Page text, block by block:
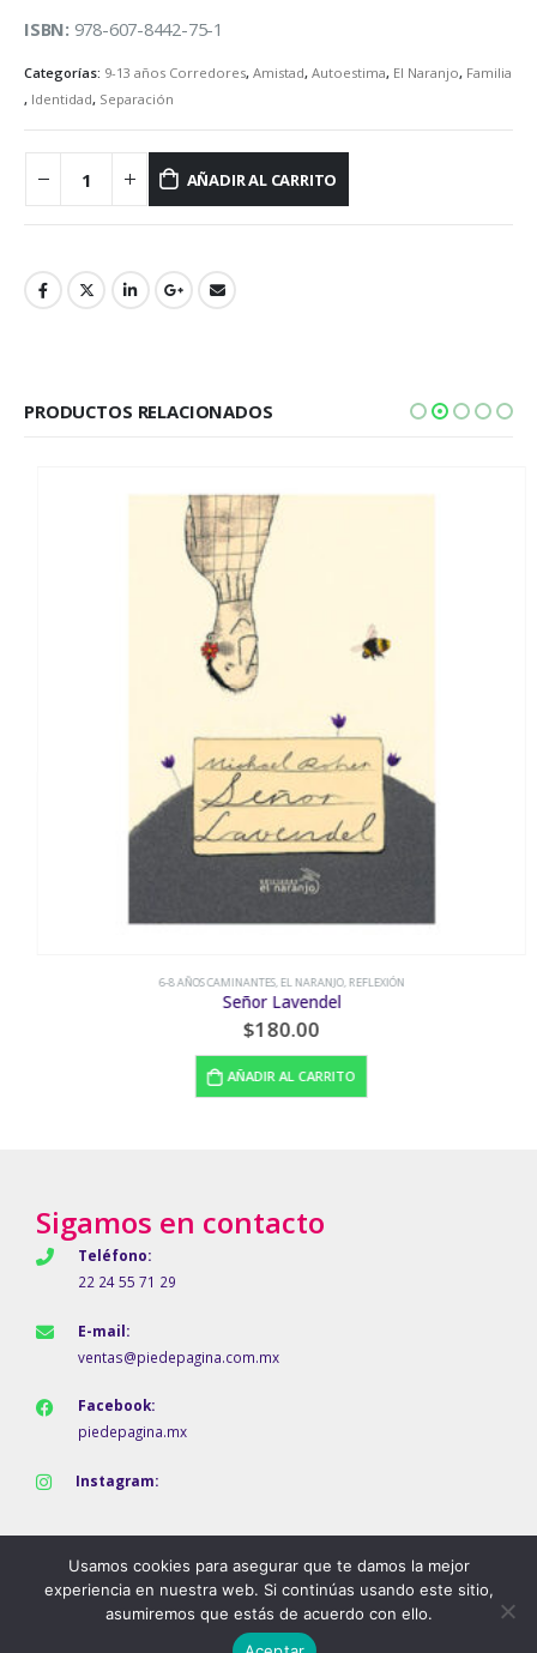
ISBN: 978-607-8442-75-1
Categorías: 9-13 años Corredores, Amistad, Autoestima, El Naranjo, Familia
, Identidad, Separación
AÑADIR AL CARRITO
PRODUCTOS RELACIONADOS
6-8 AÑOS CAMINANTES,EL NARANJO,REFLEXIÓN
Señor Lavendel
180.00
AÑADIR AL CARRITO
Sigamos en contacto
Teléfono:
22 24 55 71 29
E-mail:
ventas@piedepagina.com.mx
Facebook:
piedepagina.mx
Instagram:
Usamos cookies para asegurar que te damos la mejor
experiencia en nuestra web. Si continúas usando este sitio,
asumiremos que estás de acuerdo con ello.